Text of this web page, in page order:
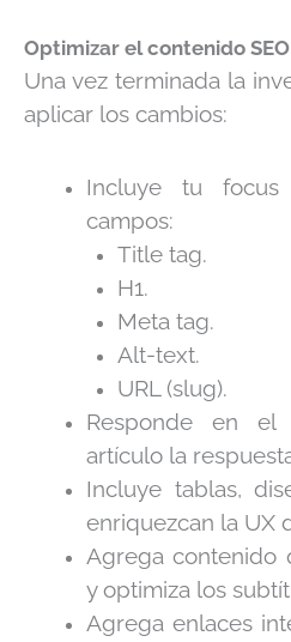
Optimizar el contenido SEO
Una vez terminada la
aplicar los cambios:
Incluye tu
campos:
Title tag.
H1.
Meta tag.
Alt-text.
URL (slug).
Responde en
artículo la
Incluye tablas,
enriquezcan la UX
Agrega contenido
y optimiza los
Agrega enlaces